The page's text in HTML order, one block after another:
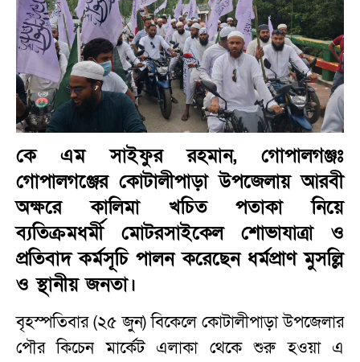
কে এম সাইফুর রহমান, গোপালগঞ্জঃ
গোপালগঞ্জের কোটালীপাড়া উপজেলায় আরবী
অক্ষরে কালিমা খচিত পতাকা নিয়ে
ব্যতিক্রমধর্মী মোটরসাইকেল শোভাযাত্রা ও
প্রতিবাদ কর্মসূচি পালন করেছেন ধর্মপ্রাণ মুসল্লি
ও স্থানীয় জনতা।
বৃহস্পতিবার (২৫ জুন) বিকেলে কোটালীপাড়া উপজেলার
পৌর কিচেন মার্কেট এলাকা থেকে শুরু হওয়া এ